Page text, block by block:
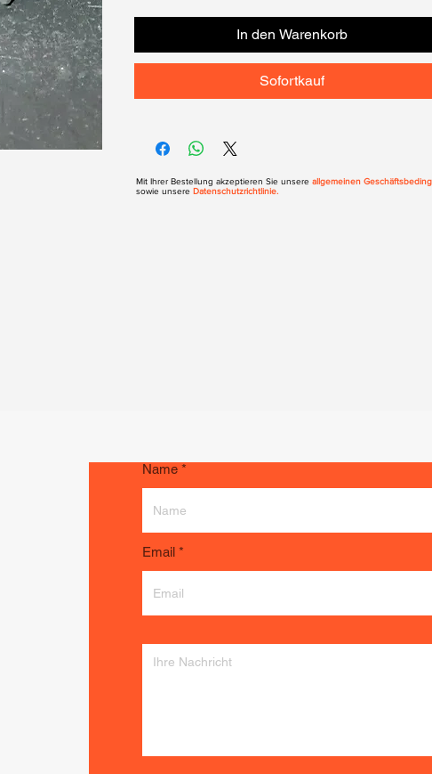
In den Warenkorb
Sofortkauf
Mit Ihrer Bestellung akzeptieren Sie unsere allgemeinen
sowie unsere Datenschutzrichtlinie.
Name
Email